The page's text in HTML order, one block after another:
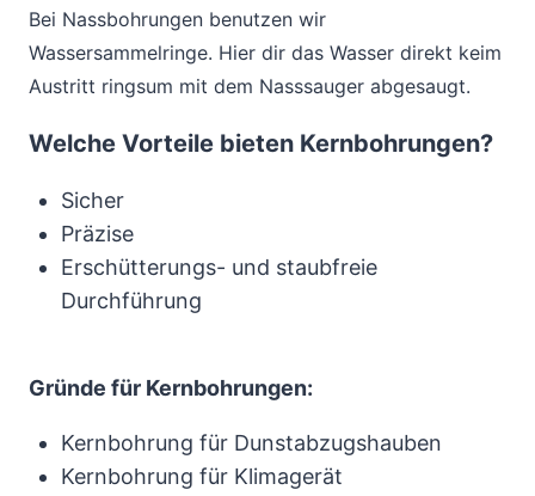
Bei Nassbohrungen benutzen wir
Wassersammelringe. Hier dir das Wasser direkt keim
Austritt ringsum mit dem Nasssauger abgesaugt.
Welche Vorteile bieten Kernbohrungen?
Sicher
Präzise
Erschütterungs- und staubfreie
Durchführung
Gründe für Kernbohrungen:
Kernbohrung für Dunstabzugshauben
Kernbohrung für Klimagerät